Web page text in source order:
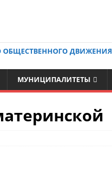
ОБЩЕСТВЕННОГО ДВИЖЕНИЯ
МУНИЦИПАЛИТЕТЫ